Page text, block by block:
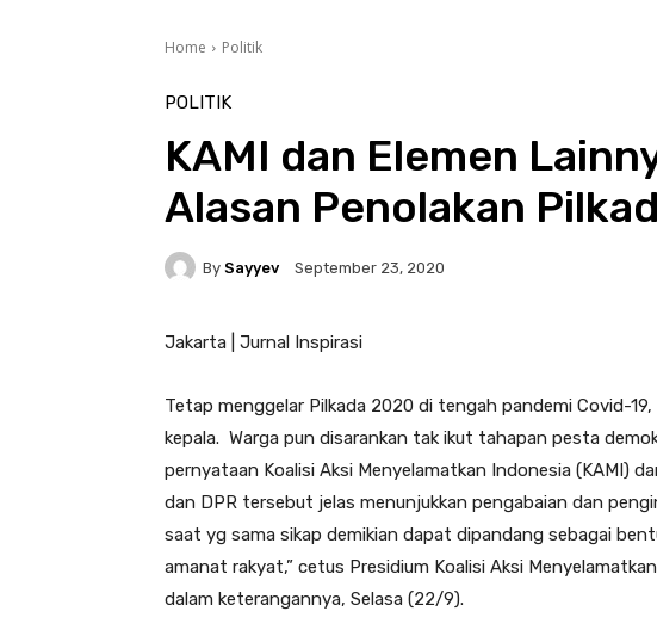
Home Politik
POLITIK
KAMI dan Elemen
Alasan Penolakan
By Sayyev September 23, 2020
Jakarta | Jurnal Inspirasi
Tetap menggelar Pilkada 2020 di tengah pandemi Covid-
kepala. Warga pun disarankan tak ikut tahapan pesta
pernyataan Koalisi Aksi Menyelamatkan Indonesia (KAMI)
dan DPR tersebut jelas menunjukkan pengabaian dan
saat yg sama sikap demikian dapat dipandang sebagai
amanat rakyat,” cetus Presidium Koalisi Aksi
dalam keterangannya, Selasa (22/9).